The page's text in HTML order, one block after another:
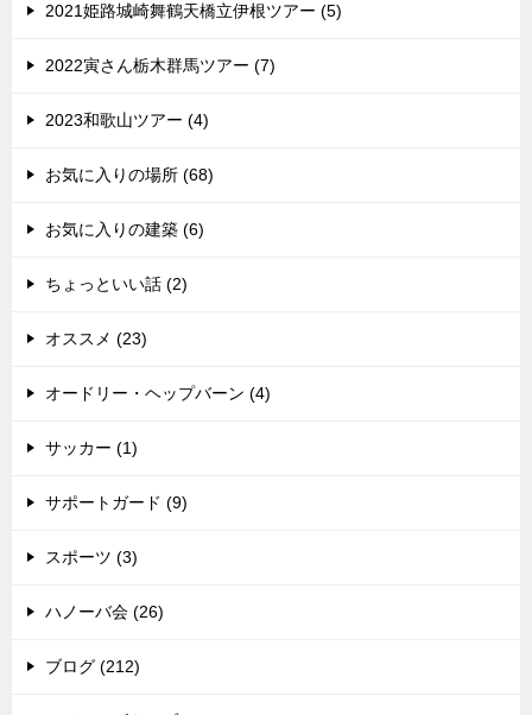
2021姫路城崎舞鶴天橋立伊根ツアー (5)
2022寅さん栃木群馬ツアー (7)
2023和歌山ツアー (4)
お気に入りの場所 (68)
お気に入りの建築 (6)
ちょっといい話 (2)
オススメ (23)
オードリー・ヘップバーン (4)
サッカー (1)
サポートガード (9)
スポーツ (3)
ハノーバ会 (26)
ブログ (212)